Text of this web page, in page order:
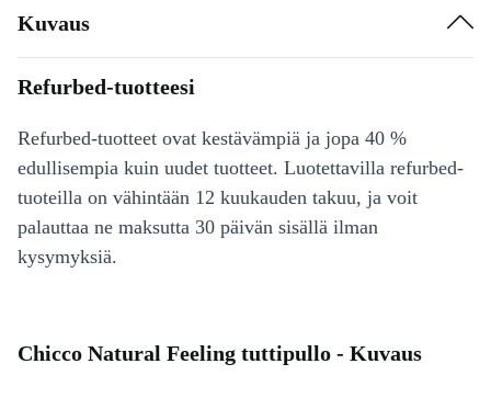
Kuvaus
Refurbed-tuotteesi
Refurbed-tuotteet ovat kestävämpiä ja jopa 40 %
edullisempia kuin uudet tuotteet. Luotettavilla refurbed-
tuoteilla on vähintään 12 kuukauden takuu, ja voit
palauttaa ne maksutta 30 päivän sisällä ilman
kysymyksiä.
Chicco Natural Feeling tuttipullo - Kuvaus